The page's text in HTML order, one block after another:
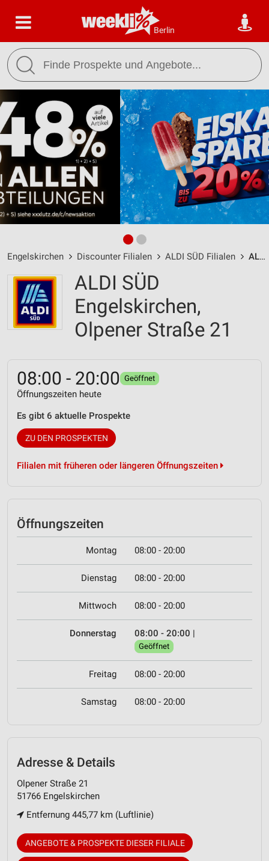
Berlin
Engelskirchen Discounter Filialen ALDI SÜD Filialen ALDI SÜD Engelskirchen / Olpener Straße 21 - Öffnungszeiten & Adresse
ALDI SÜD
Engelskirchen,
Olpener Straße 21
08:00 - 20:00 Geöffnet
Öffnungszeiten heute
Es gibt 6 aktuelle Prospekte
ZU DEN PROSPEKTEN
Filialen mit früheren oder längeren Öffnungszeiten
Öffnungszeiten
Montag 08:00 - 20:00
Dienstag 08:00 - 20:00
Mittwoch 08:00 - 20:00
Donnerstag 08:00 - 20:00 |
Geöffnet
Freitag 08:00 - 20:00
Samstag 08:00 - 20:00
Adresse & Details
Olpener Straße 21
51766 Engelskirchen
Entfernung 445,77 km (Luftlinie)
ANGEBOTE & PROSPEKTE DIESER FILIALE